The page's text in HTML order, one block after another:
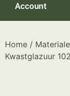
Account
Home /
Kwastglazuur